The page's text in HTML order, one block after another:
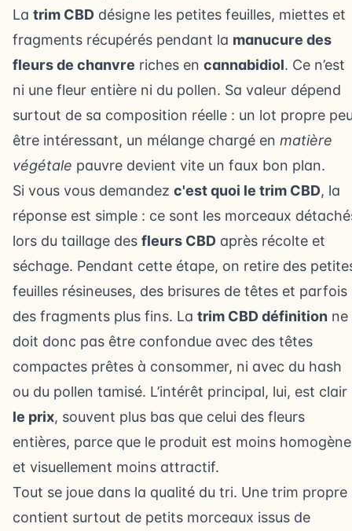
La trim CBD désigne les petites feuilles, miettes et
fragments récupérés pendant la manucure des
fleurs de chanvre riches en cannabidiol. Ce n’est
ni une fleur entière ni du pollen. Sa valeur dépend
surtout de sa composition réelle : un lot propre
être intéressant, un mélange chargé en matière
végétale pauvre devient vite un faux bon plan.
Si vous vous demandez c'est quoi le trim CBD, la
réponse est simple : ce sont les morceaux
lors du taillage des fleurs CBD après récolte et
séchage. Pendant cette étape, on retire des
feuilles résineuses, des brisures de têtes et parfois
des fragments plus fins. La trim CBD définition ne
doit donc pas être confondue avec des têtes
compactes prêtes à consommer, ni avec du hash
ou du pollen tamisé. L’intérêt principal, lui, est clair
le prix, souvent plus bas que celui des fleurs
entières, parce que le produit est moins homogène
et visuellement moins attractif.
Tout se joue dans la qualité du tri. Une trim propre
contient surtout de petits morceaux issus de